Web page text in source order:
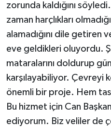
zorunda kaldığını
zaman harçlıkları
alamadığını dile getiren
eve geldikleri oluyordu.
mataralarını doldurup
karşılayabiliyor. Çevreyi
önemli bir proje. Hem
Bu hizmet için Can
ediyorum. Biz veliler de